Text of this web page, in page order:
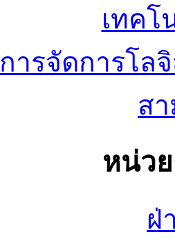
เทคโ
การจัดการโล
ส
หน่ว
ฝ่